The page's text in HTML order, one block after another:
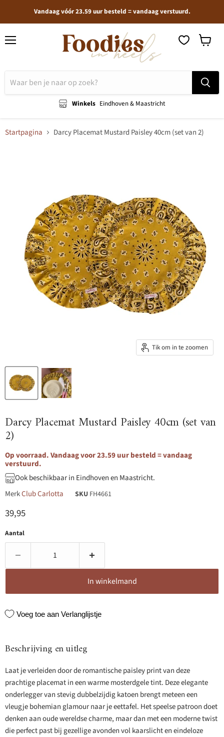
Vandaag vóór 23.59 uur besteld = vandaag verstuurd.
Winkels Eindhoven & Maastricht
Startpagina Darcy Placemat Mustard Paisley 40cm (set van 2)
Tik om in te zoomen
Darcy Placemat Mustard Paisley 40cm (set van
2)
Op voorraad. Vandaag voor 23.59 uur besteld = vandaag
verstuurd.
Ook beschikbaar in Eindhoven en Maastricht.
MerkClub Carlotta SKU FH4661
Huidige prijs
39,95
Aantal
In winkelmand
Voeg toe aan Verlanglijstje
Beschrijving en uitleg
Laat je verleiden door de romantische paisley print van deze
prachtige placemat in een warme mosterdgele tint. Deze elegante
onderlegger van stevig dubbelzijdig katoen brengt meteen een
vleugje bohemian glamour naar je eettafel. Het speelse patroon doet
denken aan oude wereldse charme, maar dan met een moderne twist
die perfect past bij gezellige avonden vol kaarslicht en eindeloze